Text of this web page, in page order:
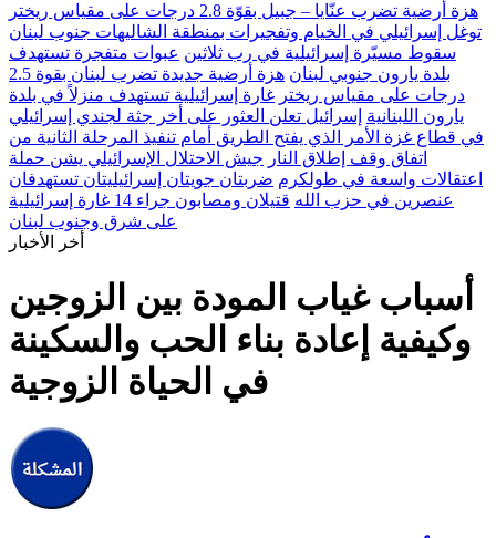
هزة أرضية تضرب عنّايا – جبيل بقوّة 2.8 درجات على مقياس ريختر
توغل إسرائيلي في الخيام وتفجيرات بمنطقة الشاليهات جنوب لبنان
سقوط مسيّرة إسرائيلية في رب ثلاثين عبوات متفجرة تستهدف
بلدة يارون جنوبي لبنان
هزة أرضية جديدة تضرب لبنان بقوة 2.5
درجات على مقياس ريختر غارة إسرائيلية تستهدف منزلاً في بلدة
يارون اللبنانية إسرائيل تعلن العثور على أخر جثة لجندي إسرائيلي
في قطاع غزة الأمر الذي يفتح الطريق أمام تنفيذ المرحلة الثانية من
اتفاق وقف إطلاق النار جيش الاحتلال الإسرائيلي يشن حملة
اعتقالات واسعة في طولكرم ضربتان جويتان إسرائيليتان تستهدفان
عنصرين في حزب الله
قتيلان ومصابون جراء 14 غارة إسرائيلية
على شرق وجنوب لبنان
أخر الأخبار
أسباب غياب المودة بين الزوجين
وكيفية إعادة بناء الحب والسكينة
في الحياة الزوجية